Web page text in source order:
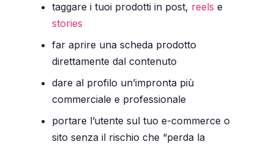
taggare i tuoi prodotti in post, reels e
stories
far aprire una scheda prodotto
direttamente dal contenuto
dare al profilo un’impronta più
commerciale e professionale
portare l’utente sul tuo e-commerce o
sito senza il rischio che “perda la